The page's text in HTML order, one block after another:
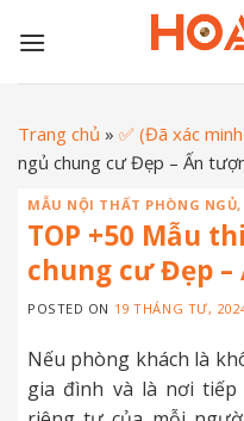
Trang chủ » ✅ (Đã xác
ngủ chung cư Đẹp – Ấn
MẪU NỘI THẤT PHÒNG NGỦ,
TOP +50 Mẫu
chung cư Đẹp –
POSTED ON 19 THÁNG TƯ,
Nếu phòng khách là
gia đình và là nơi